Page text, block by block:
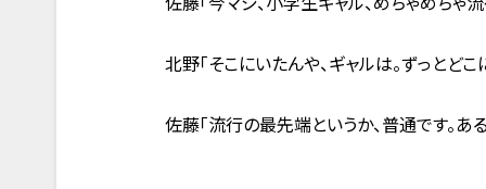
北野「そこにいたんや、ギャルは。ずっとど
佐藤「流行の最先端というか、普通です。あ